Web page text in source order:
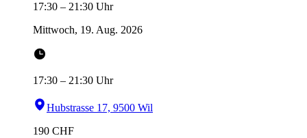
17:30 – 21:30 Uhr
Mittwoch, 19. Aug. 2026
17:30 – 21:30 Uhr
Hubstrasse 17, 9500 Wil
190 CHF